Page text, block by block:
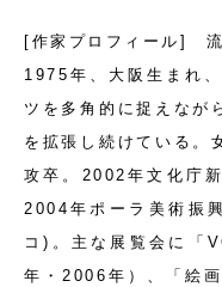
[作家プロフィール] 流
1975年、大阪生まれ
ツを多角的に捉えなが
を拡張し続けている。
攻卒。2002年文化庁
2004年ポーラ美術振
コ)。主な展覧会に「
年・2006年）、「絵